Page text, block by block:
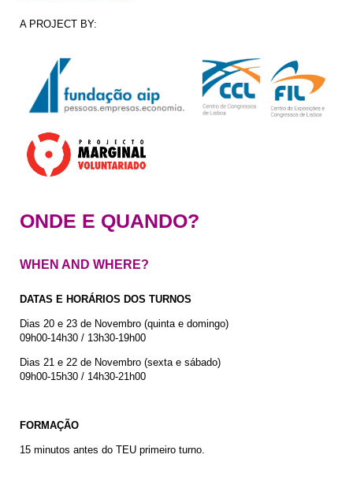
A PROJECT BY:
ONDE E QUANDO?
WHEN AND WHERE?
DATAS E HORÁRIOS DOS TURNOS
Dias 20 e 23 de Novembro (quinta e domingo)
09h00-14h30 / 13h30-19h00
Dias 21 e 22 de Novembro (sexta e sábado)
09h00-15h30 / 14h30-21h00
FORMAÇÃO
15 minutos antes do TEU primeiro turno.